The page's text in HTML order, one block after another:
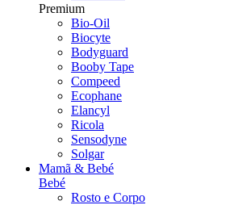
Premium
Bio-Oil
Biocyte
Bodyguard
Booby Tape
Compeed
Ecophane
Elancyl
Ricola
Sensodyne
Solgar
Mamã & Bebé
Bebé
Rosto e Corpo